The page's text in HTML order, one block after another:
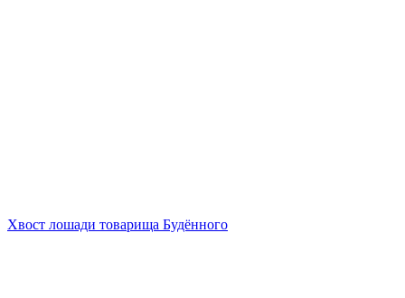
Хвост лошади товарища Будённого